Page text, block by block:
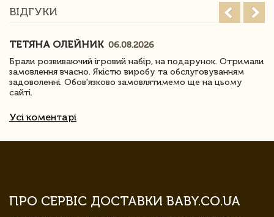
ВІДГУКИ
ТЕТЯНА ОЛЕЙНИК 06.08.2026
Брали розвиваючий ігровий набір, на подарунок. Отримали
замовлення вчасно. Якістю виробу та обслуговуванням
задоволенні. Обов'язково замовлятимемо ще на цьому
сайті.
Усі коментарі
ПРО СЕРВІС ДОСТАВКИ BABY.CO.UA